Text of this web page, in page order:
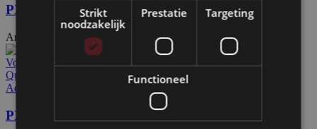
PX4100
Artikelnummer: 24900 Excl. BTW
Voeg toe aan offerteaanvraag
Quick view
Add to wishlist
PX9045
Strikt
noodzakelijk
Prestatie Targeting
Functioneel